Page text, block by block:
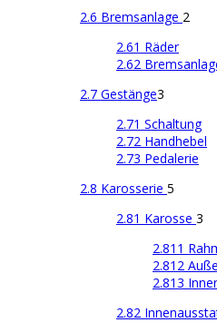
2.6 Bremsanlage 2
2.61 Räder
2.62
2.7 Gestänge3
2.71 Schaltung
2.72 Handhebel
2.73 Pedalerie
2.8 Karosserie 5
2.81 Karosse 3
2.811
2.812
2.813
2.82